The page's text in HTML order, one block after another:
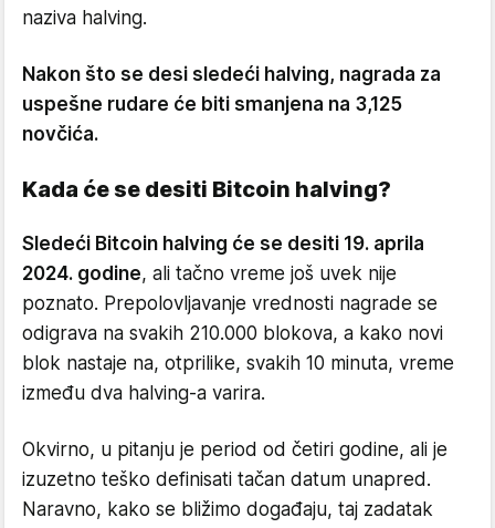
naziva halving.
Nakon što se desi sledeći halving, nagrada za
uspešne rudare će biti smanjena na 3,125
novčića.
Kada će se desiti Bitcoin halving?
Sledeći Bitcoin halving će se desiti 19. aprila
2024. godine, ali tačno vreme još uvek nije
poznato. Prepolovljavanje vrednosti nagrade se
odigrava na svakih 210.000 blokova, a kako novi
blok nastaje na, otprilike, svakih 10 minuta, vreme
između dva halving-a varira.
Okvirno, u pitanju je period od četiri godine, ali je
izuzetno teško definisati tačan datum unapred.
Naravno, kako se bližimo događaju, taj zadatak